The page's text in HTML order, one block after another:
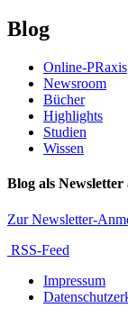
Blog
Online-PRaxis
Newsroom
Bücher
Highlights
Studien
Wissen
Blog als
Zur Newsletter-
RSS-Feed
Impressum